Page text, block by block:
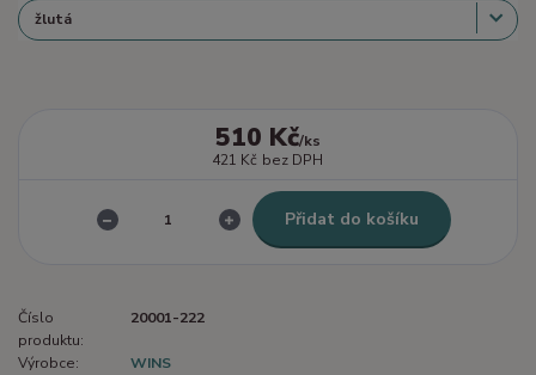
510 Kč/ks
421 Kč bez DPH
Přidat do košíku
Číslo
produktu:
20001-222
Výrobce:
WINS